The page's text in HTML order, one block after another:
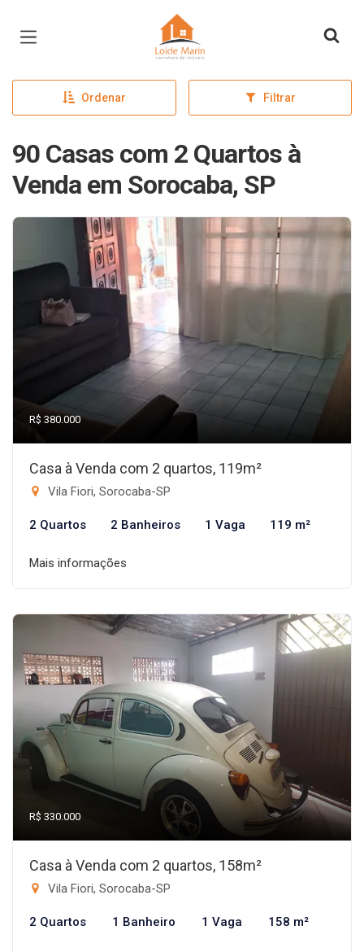
Página inicial
Ordenar Filtrar
90 Casas com 2 Quartos à
Venda em Sorocaba, SP
R$ 380.000
Casa à Venda com 2 quartos, 119m²
Vila Fiori, Sorocaba-SP
2 Quartos 2 Banheiros 1 Vaga 119 m²
Mais informações
R$ 330.000
Casa à Venda com 2 quartos, 158m²
Vila Fiori, Sorocaba-SP
2 Quartos 1 Banheiro 1 Vaga 158 m²